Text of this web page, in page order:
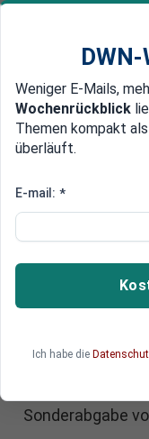
Newsticker
Edelmetalle
aus dem
bereitet
vor
Während die
Sonderabgabe
Weniger E-Mails,
Wochenrückblick
Themen kompakt
überläuft.
E-mail: *
Ich habe die